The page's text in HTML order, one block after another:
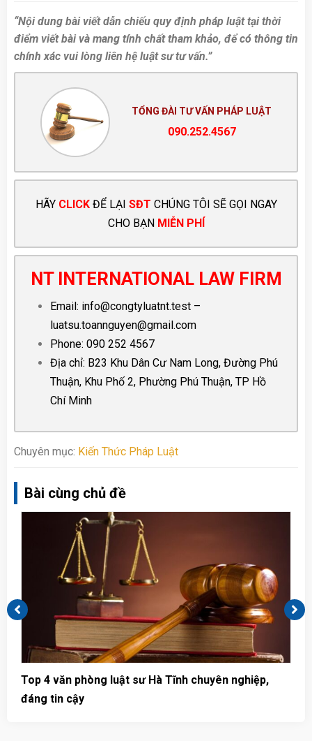
“Nội dung bài viết dẫn chiếu quy định pháp luật tại thời
điểm viết bài và mang tính chất tham khảo, để có thông tin
chính xác vui lòng liên hệ luật sư tư vấn.”
TỔNG ĐÀI TƯ VẤN PHÁP LUẬT
090.252.4567
HÃY CLICKĐỂ LẠI SĐT CHÚNG TÔI SẼ GỌI NGAY
CHO BẠN MIỄN PHÍ
NT INTERNATIONAL LAW FIRM
Email: info@congtyluatnt.test –
luatsu.toannguyen@gmail.com
Phone: 090 252 4567
Địa chỉ: B23 Khu Dân Cư Nam Long, Đường Phú
Thuận, Khu Phố 2, Phường Phú Thuận, TP Hồ
Chí Minh
Chuyên mục: Kiến Thức Pháp Luật
Bài cùng chủ đề
Top 4 văn phòng luật sư Hà Tĩnh chuyên nghiệp,
đáng tin cậy